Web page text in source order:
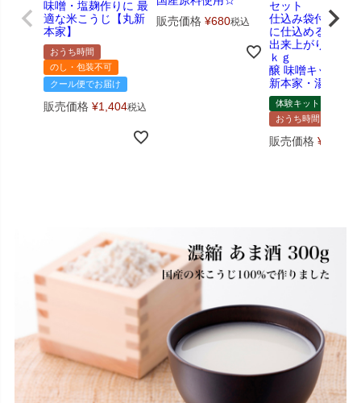
味噌・塩麹作りに 最
適な米こうじ【丸新
本家】
おうち時間
のし・包装不可
クール便でお届け
販売価格 ¥1,404税込
販売価格 ¥680税込
セット
仕込み袋付きで
に仕込める！
出来上がり量：
ｋｇ
醸 味噌キット
新本家・湯浅醤
体験キット
おうち時間
販売価格 ¥